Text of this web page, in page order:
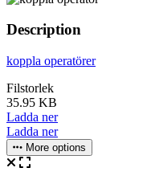
Description
koppla operatörer
Filstorlek
35.95 KB
Ladda ner
Ladda ner
More options